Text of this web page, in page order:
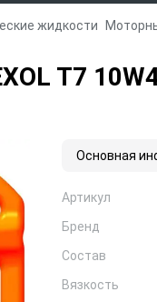
жидкости
T7
Основная
Артикул
Бренд
Состав
Вязкость